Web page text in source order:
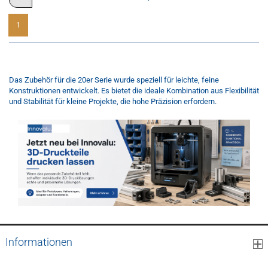
1
Das Zubehör für die 20er Serie wurde speziell für leichte, feine
Konstruktionen entwickelt. Es bietet die ideale Kombination aus Flexibilität
und Stabilität für kleine Projekte, die hohe Präzision erfordern.
Informationen